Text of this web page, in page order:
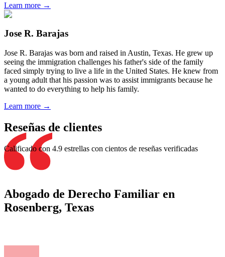
Abogado de Derecho Familiar en
Rosenberg, Texas
Learn more →
Jose R. Barajas
Jose R. Barajas was born and raised in Austin, Texas. He grew up
seeing the immigration challenges his father's side of the family
faced simply trying to live a life in the United States. He knew from
a young adult that his passion was to assist immigrants because he
wanted to do everything to help his family.
Learn more →
Reseñas de clientes
Calificado con 4.9 estrellas con cientos de reseñas verificadas